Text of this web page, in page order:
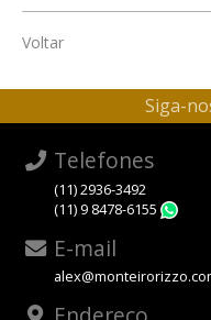
Voltar
Siga-
Telefones
(11) 2936-3492
(11) 9 8478-6155
E-mail